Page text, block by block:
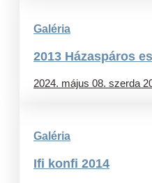
Galéria
2013 Házaspáros
2024. május 08. szerda
Galéria
Ifi konfi 2014